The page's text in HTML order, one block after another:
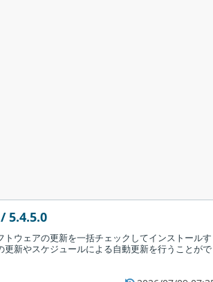
5.4.5.0
ウェアの更新を一括チェックしてインストールす
新やスケジュールによる自動更新を行うことがで